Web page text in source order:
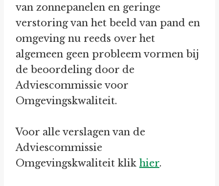
van zonnepanelen en geringe
verstoring van het beeld van pand en
omgeving nu reeds over het
algemeen geen probleem vormen bij
de beoordeling door de
Adviescommissie voor
Omgevingskwaliteit.
Voor alle verslagen van de
Adviescommissie
Omgevingskwaliteit klik hier.